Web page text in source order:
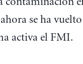
se ha
activa el FMI.